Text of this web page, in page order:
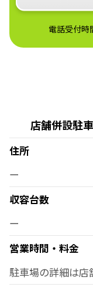
電話受付時
店舗併設駐
住所
ー
収容台数
ー
営業時間・料金
駐車場の詳細は店